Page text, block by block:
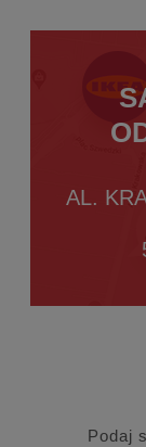
AL.
Podaj